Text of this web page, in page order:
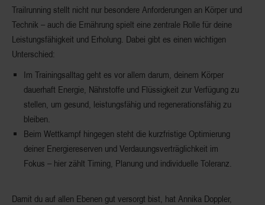
Trailrunning stellt nicht nur besondere Anforderungen an Körper und
Technik – auch die Ernährung spielt eine zentrale Rolle für deine
Leistungsfähigkeit und Erholung. Dabei gibt es einen wichtigen
Unterschied:
Im Trainingsalltag geht es vor allem darum, deinem Körper
dauerhaft Energie, Nährstoffe und Flüssigkeit zur Verfügung zu
stellen, um gesund, leistungsfähig und regenerationsfähig zu
bleiben.
Beim Wettkampf hingegen steht die kurzfristige Optimierung
deiner Energiereserven und Verdauungsverträglichkeit im
Fokus – hier zählt Timing, Planung und individuelle Toleranz.
Damit du auf allen Ebenen gut versorgt bist, hat Annika Doppler,